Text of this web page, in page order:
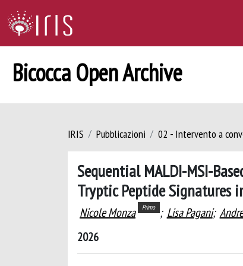
Bicocca Open Archive
IRIS Pubblicazioni 02 - Intervento a
Sequential MALDI-MSI-
Tryptic Peptide Signatures
Nicole Monza Primo ; Lisa Pagani;
2026